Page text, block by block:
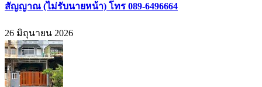
สัญญาณ (ไม่รับนายหน้า) โทร 089-6496664
26 มิถุนายน 2026